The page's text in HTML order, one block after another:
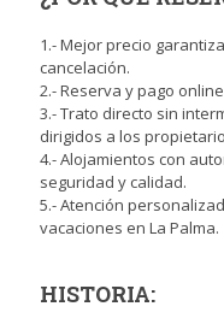
1.- Mejor precio
cancelación.
2.- Reserva y pago
3.- Trato directo sin
dirigidos a los
4.- Alojamientos con
seguridad y calidad.
5.- Atención
vacaciones en La Palma.
HISTORIA: